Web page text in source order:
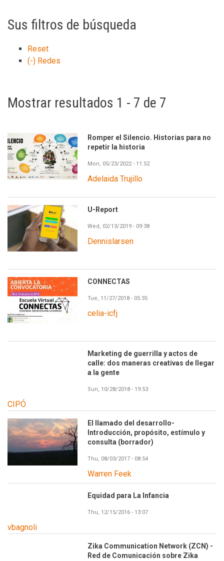
Sus filtros de búsqueda
Reset
(-) Redes
Mostrar resultados 1 - 7 de 7
Romper el Silencio. Historias para no
repetir la historia
Mon, 05/23/2022 - 11:52
Adelaida Trujillo
U-Report
Wed, 02/13/2019 - 09:38
Dennislarsen
CONNECTAS
Tue, 11/27/2018 - 05:35
celia-icfj
Marketing de guerrilla y actos de
calle: dos maneras creativas de llegar
a la gente
Sun, 10/28/2018 - 19:53
CIPÓ
El llamado del desarrollo-
Introducción, propósito, estímulo y
consulta (borrador)
Thu, 08/03/2017 - 08:54
Warren Feek
Equidad para La Infancia
Thu, 12/15/2016 - 13:07
vbagnoli
Zika Communication Network (ZCN) -
Red de Comunicación sobre Zika